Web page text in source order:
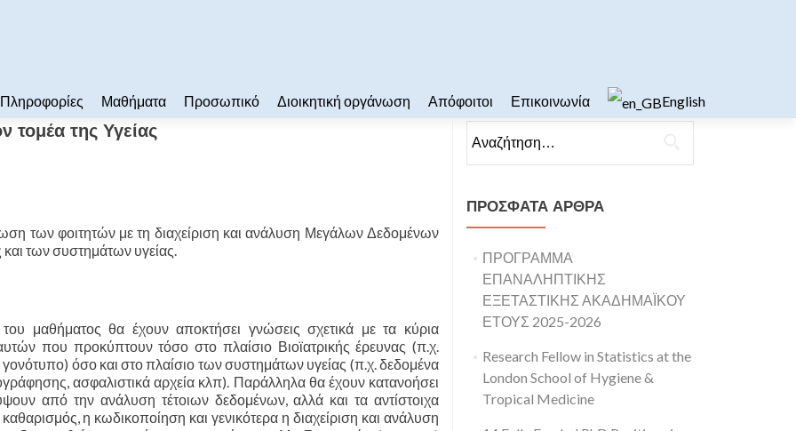
Πληροφορίες Μαθήματα Προσωπικό Διοικητική οργάνωση Απόφοιτοι Επικοινωνία English
της Υγείας
των φοιτητών με τη διαχείριση και ανάλυση Μεγάλων Δεδομένων
των συστημάτων υγείας.
μαθήματος θα έχουν αποκτήσει γνώσεις σχετικά με τα κύρια
που προκύπτουν τόσο στο πλαίσιο Βιοϊατρικής έρευνας (π.χ.
όσο και στο πλαίσιο των συστημάτων υγείας (π.χ. δεδομένα
ασφαλιστικά αρχεία κλπ). Παράλληλα θα έχουν κατανοήσει
από την ανάλυση τέτοιων δεδομένων, αλλά και τα αντίστοιχα
η κωδικοποίηση και γενικότερα η διαχείριση και ανάλυση
ΠΡΌΣΦΑΤΑ ΆΡΘΡΑ
ΠΡΟΓΡΑΜΜΑ
ΕΠΑΝΑΛΗΠΤΙΚΗΣ
ΕΞΕΤΑΣΤΙΚΗΣ ΑΚΑΔΗΜΑΪΚΟΥ
ΕΤΟΥΣ 2025-2026
Research Fellow in Statistics at the
London School of Hygiene &
Tropical Medicine